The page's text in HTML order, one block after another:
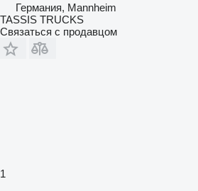
Германия, Mannheim
TASSIS TRUCKS
Связаться с продавцом
1